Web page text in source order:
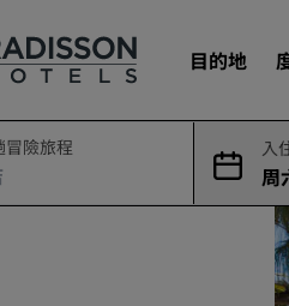
目的地
險旅程 入
周
9